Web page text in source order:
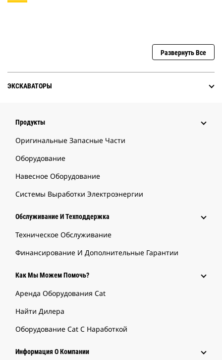
Развернуть Все
ЭКСКАВАТОРЫ
Продукты
Оригинальные Запасные Части
Оборудование
Навесное Оборудование
Системы Выработки Электроэнергии
Обслуживание И Техподдержка
Техническое Обслуживание
Финансирование И Дополнительные Гарантии
Как Мы Можем Помочь?
Аренда Оборудования Cat
Найти Дилера
Оборудование Cat С Наработкой
Информация О Компании